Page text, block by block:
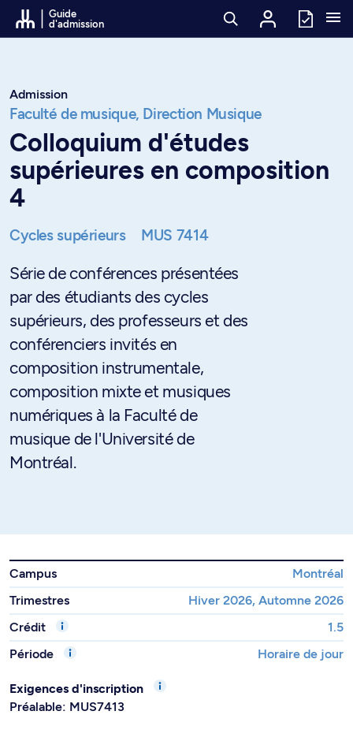
Passer au contenu
Guide
d'admission
Admission
Faculté de musique, Direction Musique
Colloquium d'études
supérieures en composition
4
Cycles supérieurs MUS 7414
Série de conférences présentées
par des étudiants des cycles
supérieurs, des professeurs et des
conférenciers invités en
composition instrumentale,
composition mixte et musiques
numériques à la Faculté de
musique de l'Université de
Montréal.
Campus
Montréal
Trimestres
Hiver 2026, Automne 2026
Crédit
1.5
Période
Horaire de jour
Exigences d'inscription
Préalable: MUS7413